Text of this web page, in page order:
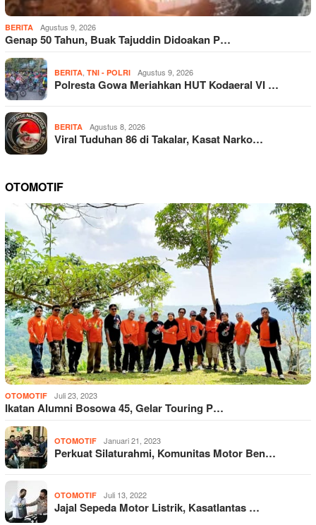
BERITA Agustus 9, 2026
Genap 50 Tahun, Buak Tajuddin Didoakan P…
BERITA TNI - POLRI Agustus 9, 2026
Polresta Gowa Meriahkan HUT Kodaeral VI …
BERITA Agustus 8, 2026
Viral Tuduhan 86 di Takalar, Kasat Narko…
OTOMOTIF
OTOMOTIF Juli 23, 2023
Ikatan Alumni Bosowa 45, Gelar Touring P…
OTOMOTIF Januari 21, 2023
Perkuat Silaturahmi, Komunitas Motor Ben…
OTOMOTIF Juli 13, 2022
Jajal Sepeda Motor Listrik, Kasatlantas …